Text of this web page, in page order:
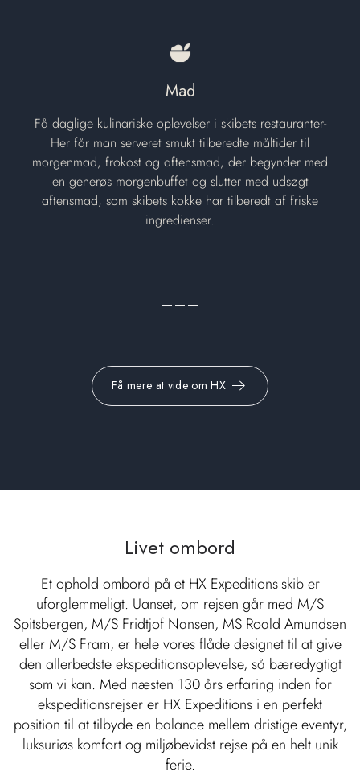
Mad
Få daglige kulinariske oplevelser i skibets restauranter-
Her får man serveret smukt tilberedte måltider til
morgenmad, frokost og aftensmad, der begynder med
en generøs morgenbuffet og slutter med udsøgt
aftensmad, som skibets kokke har tilberedt af friske
ingredienser.
Få mere at vide om HX
Livet ombord
Et ophold ombord på et HX Expeditions-skib er
uforglemmeligt. Uanset, om rejsen går med M/S
Spitsbergen, M/S Fridtjof Nansen, MS Roald Amundsen
eller M/S Fram, er hele vores flåde designet til at give
den allerbedste ekspeditionsoplevelse, så bæredygtigt
som vi kan. Med næsten 130 års erfaring inden for
ekspeditionsrejser er HX Expeditions i en perfekt
position til at tilbyde en balance mellem dristige eventyr,
luksuriøs komfort og miljøbevidst rejse på en helt unik
ferie.